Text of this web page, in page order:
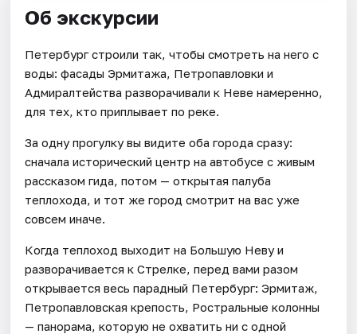
Об экскурсии
Петербург строили так, чтобы смотреть на него с
воды: фасады Эрмитажа, Петропавловки и
Адмиралтейства разворачивали к Неве намеренно,
для тех, кто приплывает по реке.
За одну прогулку вы видите оба города сразу:
сначала исторический центр на автобусе с живым
рассказом гида, потом — открытая палуба
теплохода, и тот же город смотрит на вас уже
совсем иначе.
Когда теплоход выходит на Большую Неву и
разворачивается к Стрелке, перед вами разом
открывается весь парадный Петербург: Эрмитаж,
Петропавловская крепость, Ростральные колонны
— панорама, которую не охватить ни с одной